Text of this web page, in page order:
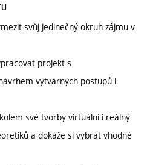
svůj jedinečný okruh zájmu v
projekt s
výtvarných postupů i
své tvorby virtuální i reálný
a dokáže si vybrat vhodné